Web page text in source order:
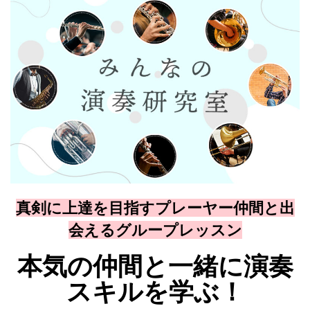
真剣に上達を目指すプレーヤー仲間と出
会えるグループレッスン
本気の仲間と一緒に演奏
スキルを学ぶ！